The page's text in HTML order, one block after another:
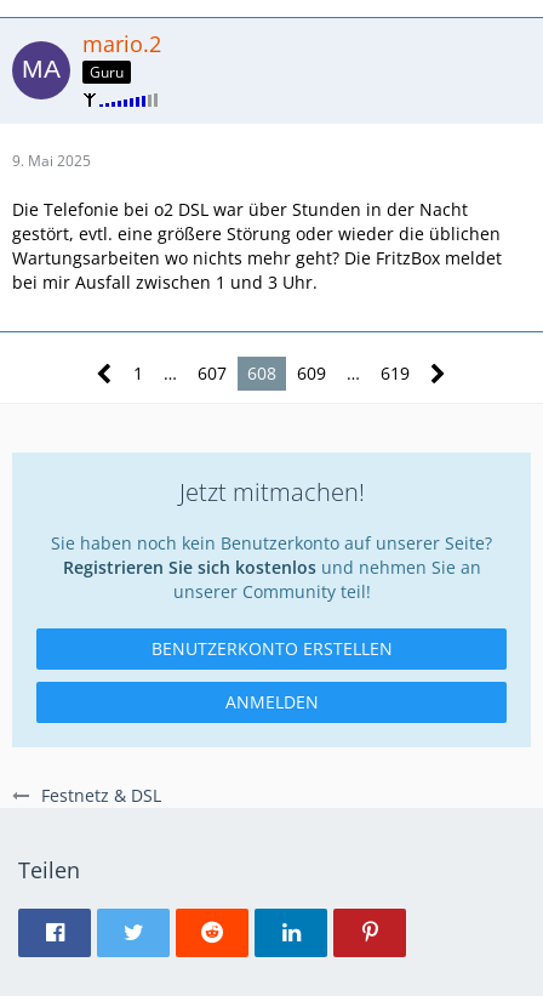
Festnetz & DSL
mario.2
Guru
9. Mai 2025
Die Telefonie bei o2 DSL war über Stunden in der Nacht
gestört, evtl. eine größere Störung oder wieder die üblichen
Wartungsarbeiten wo nichts mehr geht? Die FritzBox meldet
bei mir Ausfall zwischen 1 und 3 Uhr.
1 … 607 608 609 … 619
Jetzt mitmachen!
Sie haben noch kein Benutzerkonto auf unserer Seite?
Registrieren Sie sich kostenlosund nehmen Sie an
unserer Community teil!
BENUTZERKONTO ERSTELLEN
ANMELDEN
Teilen